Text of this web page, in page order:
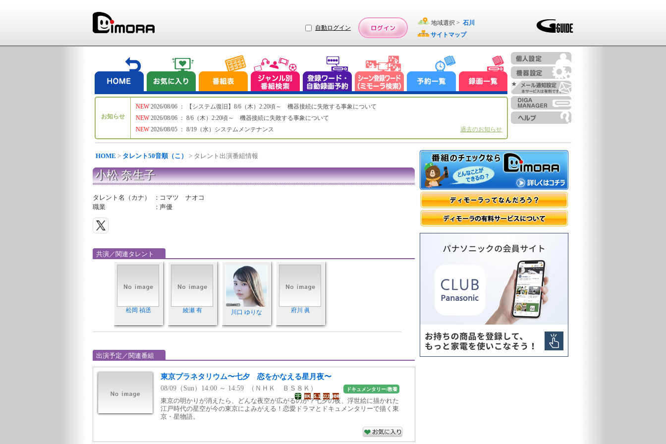
自動ログイン
地域選択 > 石川
サイトマップ
お知らせ
NEW
NEW
NEW
2026/08/06 ： 【システム復旧】8/6（木）2:20頃～ 機器接続に失敗する事象について
2026/08/06 ： 8/6（木）2:20頃～ 機器接続に失敗する事象について
2026/08/05 ： 8/19（水）システムメンテナンス
過去のお知らせ
HOME > タレント50音順（こ） > タレント出演番組情報
小松 奈生子
タレント名（カナ） ： コマツ ナオコ
職業
：声優
共演／関連タレント
松岡 禎丞 綾瀬 有 川口 ゆりな 府川 眞
出演予定／関連番組
東京プラネタリウム〜七夕 恋をかなえる星月夜〜
08/09（Sun）14:00 ～ 14:59 （ＮＨＫ ＢＳ８Ｋ） ドキュメンタリー/教養
東京の明かりが消えたら、どんな夜空が広がるのか？七夕の夜、浮世絵に描かれた
江戸時代の星空が今の東京によみがえる！恋愛ドラマとドキュメンタリーで描く東
京・星物語。